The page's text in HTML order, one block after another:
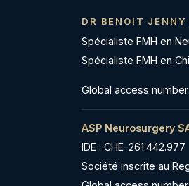
DR BENOIT JENNY
Spécialiste FMH en
Spécialiste FMH en
Global access
ASP Neurosurgery
IDE : CHE-261.442.977
Société inscrite au